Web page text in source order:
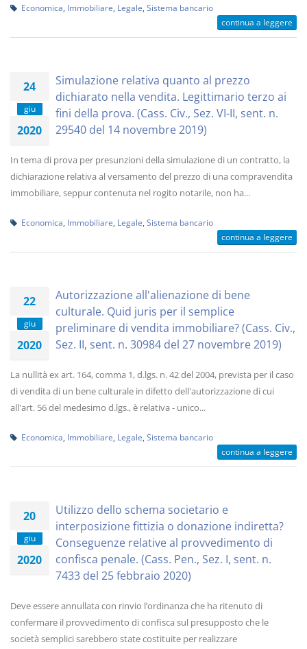
Economica Immobiliare Legale Sistema bancario
continua a leggere
24
giu
2020
Simulazione relativa quanto al prezzo
dichiarato nella vendita. Legittimario terzo ai
fini della prova. (Cass. Civ., Sez. VI-II, sent. n.
29540 del 14 novembre 2019)
In tema di prova per presunzioni della simulazione di un contratto, la
dichiarazione relativa al versamento del prezzo di una compravendita
immobiliare, seppur contenuta nel rogito notarile, non ha...
Economica Immobiliare Legale Sistema bancario
continua a leggere
22
giu
2020
Autorizzazione all'alienazione di bene
culturale. Quid juris per il semplice
preliminare di vendita immobiliare? (Cass. Civ.,
Sez. II, sent. n. 30984 del 27 novembre 2019)
La nullità ex art. 164, comma 1, d.lgs. n. 42 del 2004, prevista per il caso
di vendita di un bene culturale in difetto dell'autorizzazione di cui
all'art. 56 del medesimo d.lgs., è relativa - unico...
Economica Immobiliare Legale Sistema bancario
continua a leggere
20
giu
2020
Utilizzo dello schema societario e
interposizione fittizia o donazione indiretta?
Conseguenze relative al provvedimento di
confisca penale. (Cass. Pen., Sez. I, sent. n.
7433 del 25 febbraio 2020)
Deve essere annullata con rinvio l’ordinanza che ha ritenuto di
confermare il provvedimento di confisca sul presupposto che le
società semplici sarebbero state costituite per realizzare